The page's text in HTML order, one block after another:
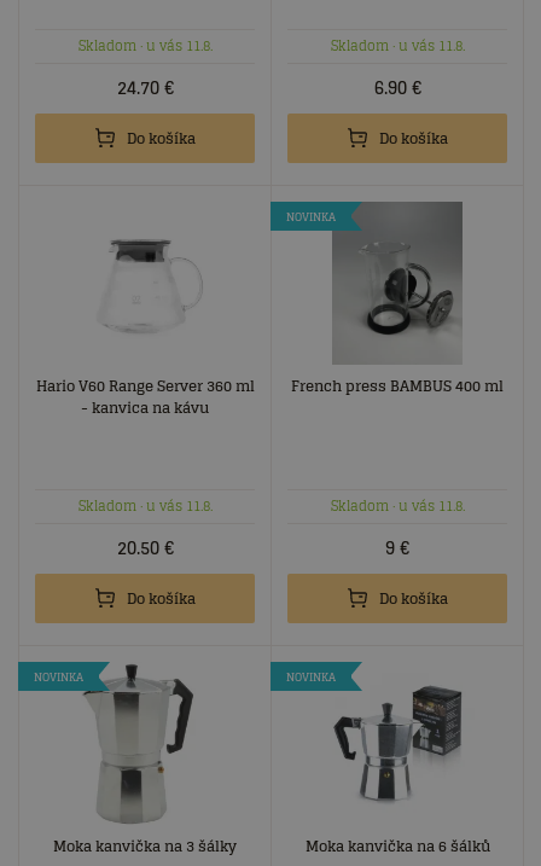
Skladom· u vás 11.8.
24.70€
Do košíka
Skladom· u vás 11.8.
6.90€
Do košíka
Hario V60 Range Server 360 ml
- kanvica na kávu
Skladom· u vás 11.8.
20.50€
Do košíka
NOVINKA
French press BAMBUS 400 ml
Skladom· u vás 11.8.
9€
Do košíka
NOVINKA
Moka kanvička na 3 šálky
NOVINKA
Moka kanvička na 6 šálků